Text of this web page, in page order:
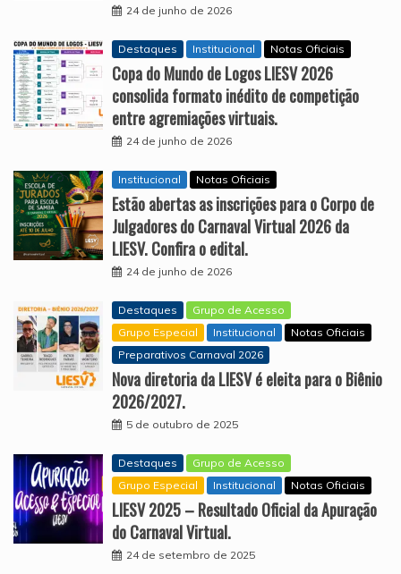
24 de junho de 2026
Destaques Institucional Notas Oficiais
Copa do Mundo de Logos LIESV 2026
consolida formato inédito de competição
entre agremiações virtuais.
24 de junho de 2026
Institucional Notas Oficiais
Estão abertas as inscrições para o Corpo de
Julgadores do Carnaval Virtual 2026 da
LIESV. Confira o edital.
24 de junho de 2026
Destaques
Grupo de Acesso
Grupo Especial
Institucional
Notas Oficiais
Preparativos Carnaval 2026
Nova diretoria da LIESV é eleita para o Biênio
2026/2027.
5 de outubro de 2025
Destaques
Grupo de Acesso
Grupo Especial
Institucional Notas Oficiais
LIESV 2025 – Resultado Oficial da Apuração
do Carnaval Virtual.
24 de setembro de 2025